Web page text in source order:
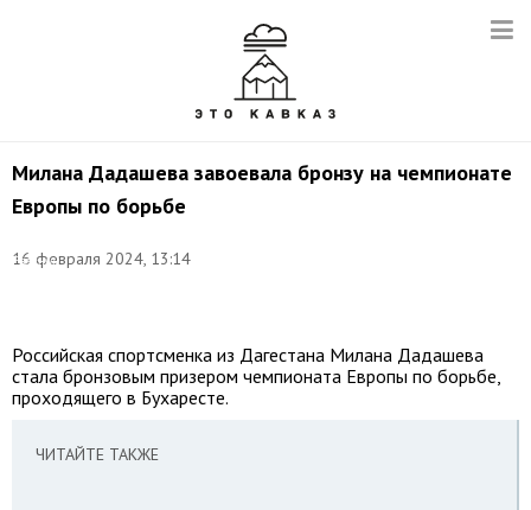
Милана Дадашева завоевала бронзу на чемпионате
Европы по борьбе
16 февраля 2024, 13:14
Евгений
Российская спортсменка из Дагестана Милана Дадашева
стала бронзовым призером чемпионата Европы по борьбе,
проходящего в Бухаресте.
ЧИТАЙТЕ ТАКЖЕ